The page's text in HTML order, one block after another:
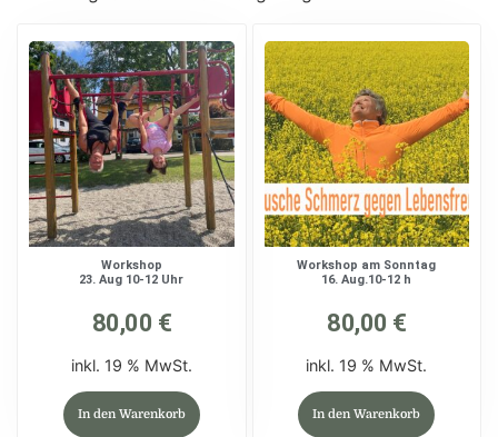
Workshop
23. Aug 10-12 Uhr
80,00 €
inkl. 19 % MwSt.
In den Warenkorb
Workshop am Sonntag
16. Aug.10-12 h
80,00 €
inkl. 19 % MwSt.
In den Warenkorb